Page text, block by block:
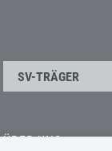
SV-TRÄGER
ÜBER UNS